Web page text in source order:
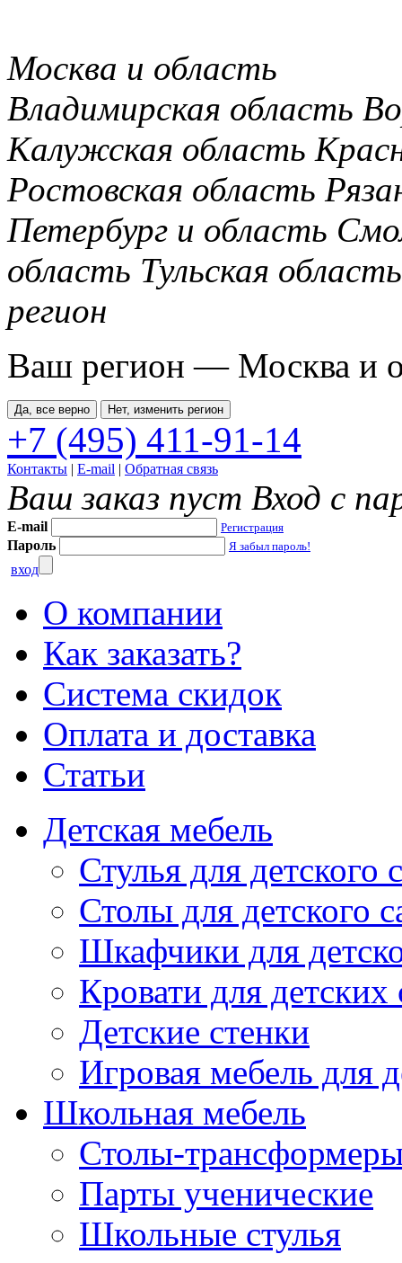
Москва и область
Владимирская область
Калужская область
Ростовская область
Петербург и область
область Тульская область
регион
Ваш регион — Москва и
Да, все верно Нет, изменить регион
+7 (495) 411-91-14
Контакты | E-mail | Обратная связь
Ваш заказ пуст Вход с
E-mail Регистрация
Пароль Я забыл пароль!
вход
О компании
Как заказать?
Система скидок
Оплата и доставка
Статьи
Детская мебель
Стулья для детского
Столы для детского
Шкафчики для
Кровати для детских
Детские стенки
Игровая мебель для
Школьная мебель
Столы-
Парты ученические
Школьные стулья